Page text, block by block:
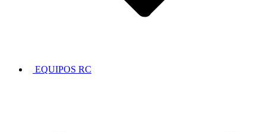
EQUIPOS RC